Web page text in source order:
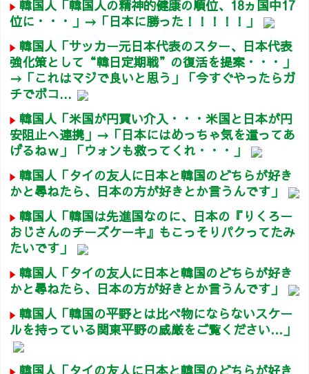
韓国人「韓国人の精神的健康の順位、18ヵ国中17
位に・・・」→「日本に勝った！！！！！」
韓国人「サッカー元日本代表のスター、日本代表
強化策として“韓日定期戦”の復活を提案・・・」
→「これはマジで良いと思う」「今すぐやったらガ
チでボコ...
韓国人「米国が円買い介入・・・米国と日本が円
安阻止へ連携」→「日本にはめっちゃ気を遣ってあ
げるねｗ」「ウォンも救ってくれ・・・」
韓国人「タイの友人に日本と韓国のどちらが好き
かと尋ねたら、日本の方が好きとか言うんです」
韓国人「韓国は先進国なのに、日本の『りくろー
おじさんのチーズケーキ』もこっそりパクってたみ
たいです」
韓国人「タイの友人に日本と韓国のどちらが好き
かと尋ねたら、日本の方が好きとか言うんです」
韓国人「韓国の平野とは比べ物にならないスケー
ルを持っている関東平野の威厳をご覧ください…」
韓国人「タイの友人に日本と韓国のどちらが好き